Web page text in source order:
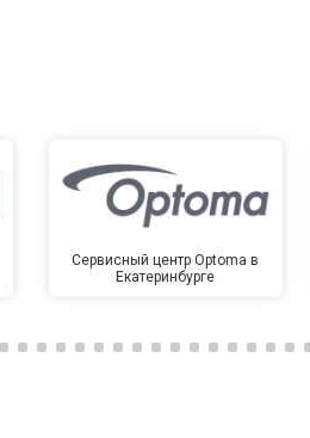
Сервисный центр Optoma в
Екатеринбурге